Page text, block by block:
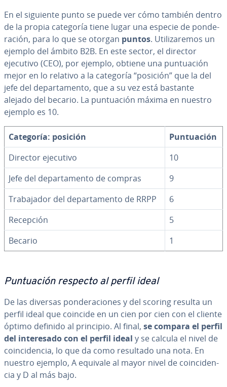
En el siguiente punto se puede ver cómo también dentro
de la propia categoría tiene lugar una especie de po­n­de­
ra­ción, para lo que se otorgan puntos. Uti­li­za­re­mos un
ejemplo del ámbito B2B. En este sector, el director
ejecutivo (CEO), por ejemplo, obtiene una pu­n­tua­ción
mejor en lo relativo a la categoría “posición” que la del
jefe del de­pa­r­ta­me­n­to, que a su vez está bastante
alejado del becario. La pu­n­tua­ción máxima en nuestro
ejemplo es 10.
Categoría: posición
Pu­n­tua­ción
Director ejecutivo
10
Jefe del de­pa­r­ta­me­n­to de compras
9
Tra­ba­ja­dor del de­pa­r­ta­me­n­to de RRPP
6
Recepción
5
Becario
1
Pu­n­tua­ción respecto al perfil ideal
De las diversas po­n­de­ra­cio­nes y del scoring resulta un
perfil ideal que coincide en un cien por cien con el cliente
óptimo definido al principio. Al final, se compara el perfil
del in­te­re­sa­do con el perfil ideal y se calcula el nivel de
coin­ci­de­n­cia, lo que da como resultado una nota. En
nuestro ejemplo, A equivale al mayor nivel de coin­ci­de­n­
cia y D al más bajo.